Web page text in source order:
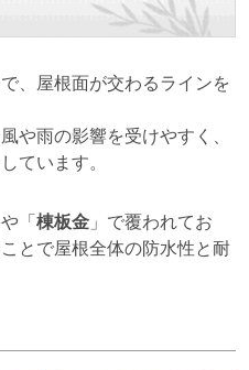
、屋根面が交わるラインを
や雨の影響を受けやすく、
ています。
「 棟板金」で覆われてお
とで屋根全体の防水性と耐